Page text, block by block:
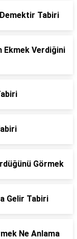
Tabiri
Ekmek Verdiğini
Görmek
Gelir Tabiri
Ne Anlama